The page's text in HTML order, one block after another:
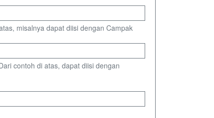
misalnya dapat diisi dengan Campak
contoh di atas, dapat diisi dengan